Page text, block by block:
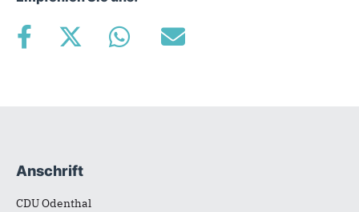
Fußbereich
Anschrift
CDU Odenthal